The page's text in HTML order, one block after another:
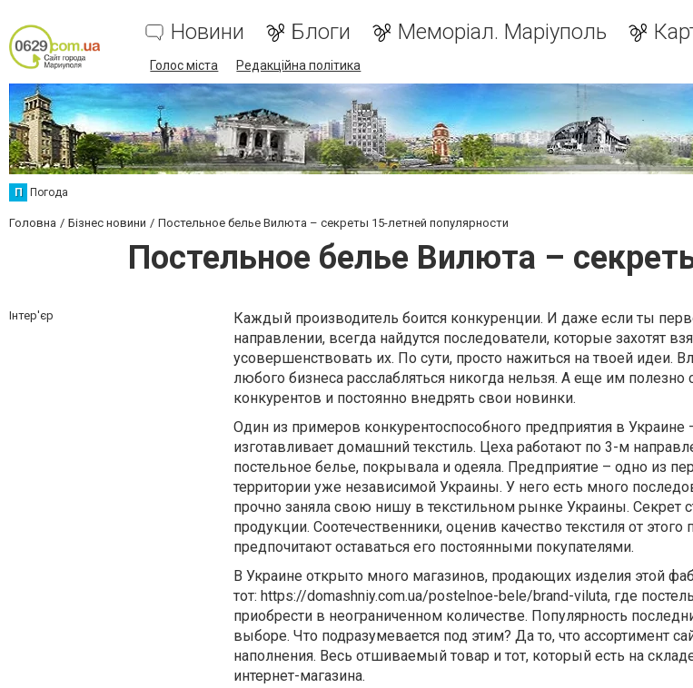
Новини Блоги Меморіал. Маріуполь
Голос міста Редакційна політика
П Погода
Головна Бізнес новини Постельное белье Вилюта – секреты 15-летней популярности
Постельное белье Вилюта –
Інтер'єр
Каждый производитель боится конкуренции. И даже если ты
направлении, всегда найдутся последователи, которые захотят
усовершенствовать их. По сути, просто нажиться на твоей идеи.
любого бизнеса расслабляться никогда нельзя. А еще им полезно
конкурентов и постоянно внедрять свои новинки.
Один из примеров конкурентоспособного предприятия в
изготавливает домашний текстиль. Цеха работают по 3-м
постельное белье, покрывала и одеяла. Предприятие – одно из
территории уже независимой Украины. У него есть много
прочно заняла свою нишу в текстильном рынке Украины. Секрет
продукции. Соотечественники, оценив качество текстиля от этого
предпочитают оставаться его постоянными покупателями.
В Украине открыто много магазинов, продающих изделия этой
тот: https://domashniy.com.ua/postelnoe-bele/brand-viluta, где
приобрести в неограниченном количестве. Популярность
выборе. Что подразумевается под этим? Да то, что ассортимент
наполнения. Весь отшиваемый товар и тот, который есть на
интернет-магазина.